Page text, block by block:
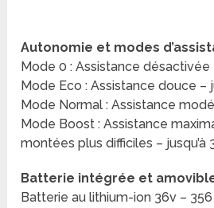
Autonomie et modes
Mode 0 : Assistance désactivée
Mode Eco : Assistance douce –
Mode Normal : Assistance
Mode Boost : Assistance
montées plus difficiles – jusqu’à
Batterie intégrée et
Batterie au lithium-ion 36v –